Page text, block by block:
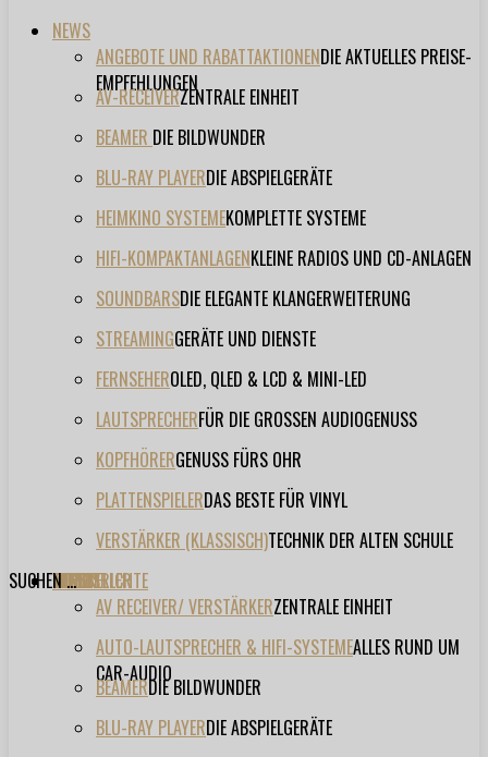
NEWS
ANGEBOTE UND RABATTAKTIONENDIE AKTUELLES PREISE-
EMPFEHLUNGEN
AV-RECEIVERZENTRALE EINHEIT
BEAMER DIE BILDWUNDER
BLU-RAY PLAYERDIE ABSPIELGERÄTE
HEIMKINO SYSTEMEKOMPLETTE SYSTEME
HIFI-KOMPAKTANLAGENKLEINE RADIOS UND CD-ANLAGEN
SOUNDBARSDIE ELEGANTE KLANGERWEITERUNG
STREAMINGGERÄTE UND DIENSTE
FERNSEHEROLED, QLED & LCD & MINI-LED
LAUTSPRECHERFÜR DIE GROSSEN AUDIOGENUSS
KOPFHÖRERGENUSS FÜRS OHR
PLATTENSPIELERDAS BESTE FÜR VINYL
VERSTÄRKER (KLASSISCH)TECHNIK DER ALTEN SCHULE
TESTBERICHTE
AV RECEIVER/ VERSTÄRKERZENTRALE EINHEIT
AUTO-LAUTSPRECHER & HIFI-SYSTEMEALLES RUND UM
CAR-AUDIO
BEAMERDIE BILDWUNDER
BLU-RAY PLAYERDIE ABSPIELGERÄTE
FORUM
FILME
VIDEOS
HERSTELLER
EVENT
SUCHEN ...